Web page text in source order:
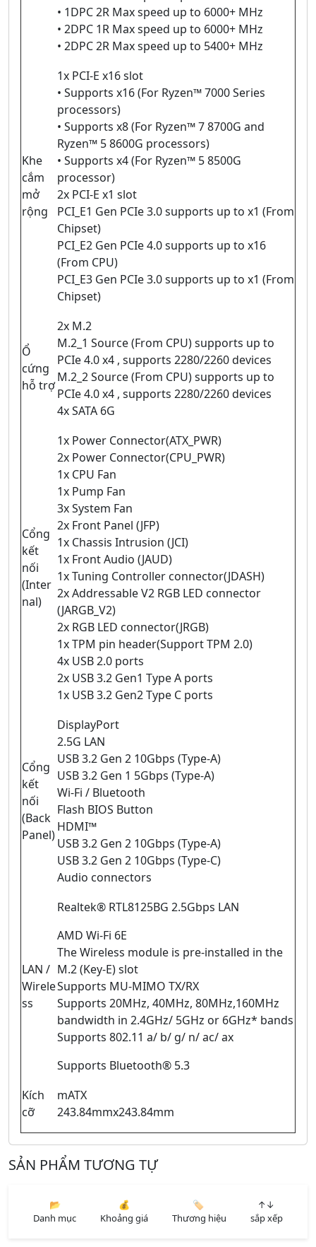
• 1DPC 2R Max speed up to 6000+ MHz
• 2DPC 1R Max speed up to 6000+ MHz
• 2DPC 2R Max speed up to 5400+ MHz
Khe
cắm
mở
rộng
1x PCI-E x16 slot
• Supports x16 (For Ryzen™ 7000 Series
processors)
• Supports x8 (For Ryzen™ 7 8700G and
Ryzen™ 5 8600G processors)
• Supports x4 (For Ryzen™ 5 8500G
processor)
2x PCI-E x1 slot
PCI_E1 Gen PCIe 3.0 supports up to x1 (From
Chipset)
PCI_E2 Gen PCIe 4.0 supports up to x16
(From CPU)
PCI_E3 Gen PCIe 3.0 supports up to x1 (From
Chipset)
Ổ
cứng
hỗ trợ
2x M.2
M.2_1 Source (From CPU) supports up to
PCIe 4.0 x4 , supports 2280/2260 devices
M.2_2 Source (From CPU) supports up to
PCIe 4.0 x4 , supports 2280/2260 devices
4x SATA 6G
Cổng
kết
nối
(Inter
nal)
1x Power Connector(ATX_PWR)
2x Power Connector(CPU_PWR)
1x CPU Fan
1x Pump Fan
3x System Fan
2x Front Panel (JFP)
1x Chassis Intrusion (JCI)
1x Front Audio (JAUD)
1x Tuning Controller connector(JDASH)
2x Addressable V2 RGB LED connector
(JARGB_V2)
2x RGB LED connector(JRGB)
1x TPM pin header(Support TPM 2.0)
4x USB 2.0 ports
2x USB 3.2 Gen1 Type A ports
1x USB 3.2 Gen2 Type C ports
Cổng
kết
nối
(Back
Panel)
DisplayPort
2.5G LAN
USB 3.2 Gen 2 10Gbps (Type-A)
USB 3.2 Gen 1 5Gbps (Type-A)
Wi-Fi / Bluetooth
Flash BIOS Button
HDMI™
USB 3.2 Gen 2 10Gbps (Type-A)
USB 3.2 Gen 2 10Gbps (Type-C)
Audio connectors
LAN /
Wirele
ss
Realtek® RTL8125BG 2.5Gbps LAN
AMD Wi-Fi 6E
The Wireless module is pre-installed in the
M.2 (Key-E) slot
Supports MU-MIMO TX/RX
Supports 20MHz, 40MHz, 80MHz,160MHz
bandwidth in 2.4GHz/ 5GHz or 6GHz* bands
Supports 802.11 a/ b/ g/ n/ ac/ ax
Supports Bluetooth® 5.3
Kích
cỡ
mATX
243.84mmx243.84mm
SẢN PHẨM TƯƠNG TỰ
📂
Danh mục
💰
Khoảng giá
🏷️
Thương hiệu
↑↓
sắp xếp